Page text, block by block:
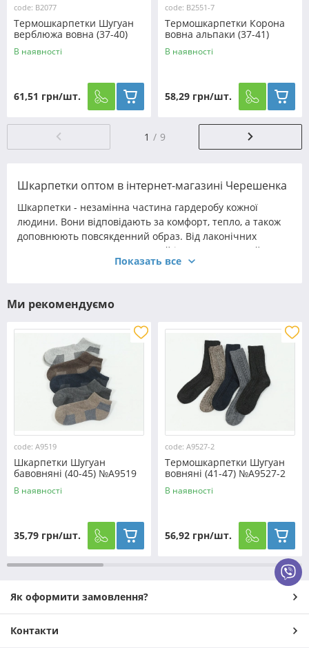
code: B2077
Термошкарпетки Шугуан
верблюжа вовна (37-40)
№B2077
В наявності
61,51 грн/шт.
code: B2551-7
Термошкарпетки Корона
вовна альпаки (37-41)
№B2551-7
В наявності
58,29 грн/шт.
1 9
Шкарпетки оптом в інтернет-магазині Черешенка
Шкарпетки - незамінна частина гардеробу кожної
людини. Вони відповідають за комфорт, тепло, а також
доповнюють повсякденний образ. Від лаконічних
чорних пар до веселих моделей із яскравим дизайном -
кожен підбирає шкарпетки відповідно до своїх потреб і
підкреслити індивідуальність.
В оптово-роздрібному інтернет-магазині Черешенка
представлений великий вибір, де ви можете купити
шкарпетки оптом для будь-яких випадків: на щодень,
для спорту, зимових прогулянок або для доповнення
строгого ділового стилю. Якщо вам потрібна оптова
партія безпосередньо від виробника чи ви хочете
підібрати набір шкарпеток у подарунок - у нас
знайдеться рішення під будь-яке завдання.
Показать все
Ми рекомендуємо
code: A9519
Шкарпетки Шугуан
бавовняні (40-45) №A9519
В наявності
35,79 грн/шт.
code: A9527-2
Термошкарпетки Шугуан
вовняні (41-47) №A9527-2
В наявності
56,92 грн/шт.
Як оформити замовлення?
Контакти